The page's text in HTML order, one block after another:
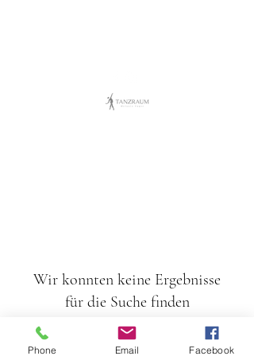
Wir konnten keine Ergebnisse
für die Suche finden
Bitte Kontakt aufnehmen oder unsere
anderen Services durchstöbern.
Phone Email Facebook